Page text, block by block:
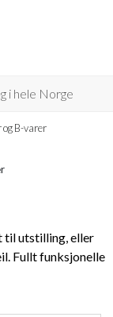
i hele Norge
B-varer
til utstilling, eller
Fullt funksjonelle